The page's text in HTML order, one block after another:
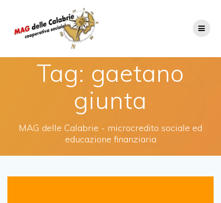
Tag: gaetano
giunta
MAG delle Calabrie - microcredito sociale ed
educazione finanziaria